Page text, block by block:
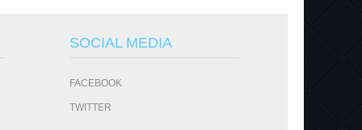
SOCIAL MEDIA
FACEBOOK
TWITTER